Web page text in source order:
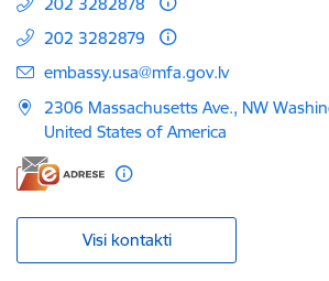
202 3282879
E-pasts:
embassy.usa@mfa.gov.lv
2306 Massachusetts Ave., NW
United States of America
Visi kontakti